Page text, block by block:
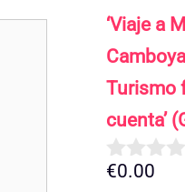
e
5
‘Viaje a
Turismo
cuenta’
0
€0.00